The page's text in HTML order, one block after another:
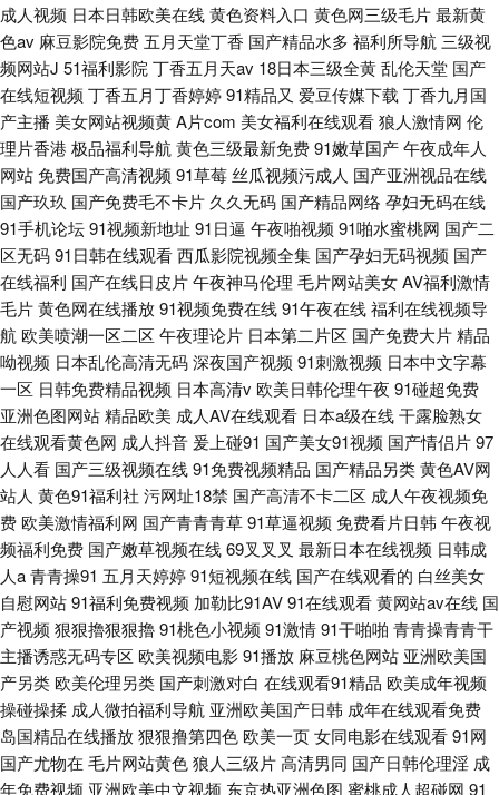
成人视频 日本日韩欧美在线黄色资料入口 黄色网三级毛片最新黄
色av 麻豆影院免费 五月天堂丁香 国产精品水多 福利所导航 三级视
频网站J 51福利影院 丁香五月天av 18日本三级全黄乱伦天堂 国产
在线短视频 丁香五月丁香婷婷91精品又 爱豆传媒下载 丁香九月国
产主播 美女网站视频黄A片com 美女福利在线观看狼人激情网 伦
理片香港 极品福利导航 黄色三级最新免费91嫩草国产午夜成年人
网站免费国产高清视频 91草莓丝瓜视频污成人 国产亚洲视品在线
国产玖玖 国产免费毛不卡片 久久无码 国产精品网络 孕妇无码在线
91手机论坛91视频新地址 91日逼 午夜啪视频 91啪水蜜桃网 国产二
区无码91日韩在线观看西瓜影院视频全集 国产孕妇无码视频 国产
在线福利 国产在线日皮片午夜神马伦理 毛片网站美女AV福利激情
毛片黄色网在线播放91视频免费在线91午夜在线福利在线视频导
航 欧美喷潮一区二区 午夜理论片 日本第二片区 国产免费大片精品
呦视频 日本乱伦高清无码深夜国产视频 91刺激视频 日本中文字幕
一区 日韩免费精品视频 日本高清v 欧美日韩伦理午夜 91碰超免费
亚洲色图网站精品欧美 成人AV在线观看 日本a级在线干露脸熟女
在线观看黄色网 成人抖音 爰上碰91 国产美女91视频 国产情侣片97
人人看 国产三级视频在线91免费视频精品 国产精品另类黄色AV网
站人 黄色91福利社 污网址18禁 国产高清不卡二区 成人午夜视频免
费 欧美激情福利网 国产青青青草91草逼视频 免费看片日韩 午夜视
频福利免费 国产嫩草视频在线69叉叉叉 最新日本在线视频 日韩成
人a青青操91 五月天婷婷91短视频在线 国产在线观看的 白丝美女
自慰网站91福利免费视频 加勒比91AV91在线观看黄网站av在线 国
产视频 狠狠擼狠狠擼91桃色小视频 91激情91干啪啪 青青操青青干
主播诱惑无码专区 欧美视频电影91播放 麻豆桃色网站 亚洲欧美国
产另类 欧美伦理另类 国产刺激对白 在线观看91精品 欧美成年视频
操碰操揉 成人微拍福利导航 亚洲欧美国产日韩 成年在线观看免费
岛国精品在线播放狠狠撸第四色 欧美一页女同电影在线观看91网
国产尤物在 毛片网站黄色狼人三级片高清男同 国产日韩伦理淫 成
年免费视频 亚洲欧美中文视频 东京热亚洲色图 蜜桃成人超碰网 91